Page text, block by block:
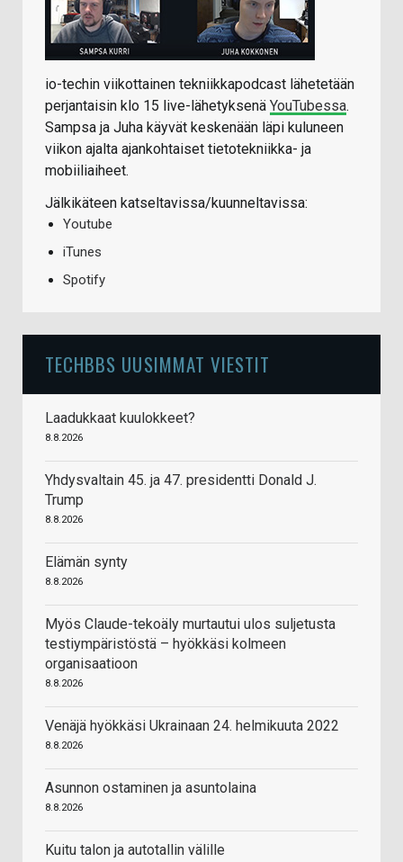
io-techin viikottainen tekniikkapodcast lähetetään
perjantaisin klo 15 live-lähetyksenä YouTubessa.
Sampsa ja Juha käyvät keskenään läpi kuluneen
viikon ajalta ajankohtaiset tietotekniikka- ja
mobiiliaiheet.
Jälkikäteen katseltavissa/kuunneltavissa:
Youtube
iTunes
Spotify
TECHBBS UUSIMMAT VIESTIT
Laadukkaat kuulokkeet?
8.8.2026
Yhdysvaltain 45. ja 47. presidentti Donald J.
Trump
8.8.2026
Elämän synty
8.8.2026
Myös Claude-tekoäly murtautui ulos suljetusta
testiympäristöstä – hyökkäsi kolmeen
organisaatioon
8.8.2026
Venäjä hyökkäsi Ukrainaan 24. helmikuuta 2022
8.8.2026
Asunnon ostaminen ja asuntolaina
8.8.2026
Kuitu talon ja autotallin välille